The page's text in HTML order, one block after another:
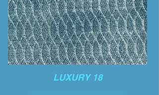
LUXURY 18